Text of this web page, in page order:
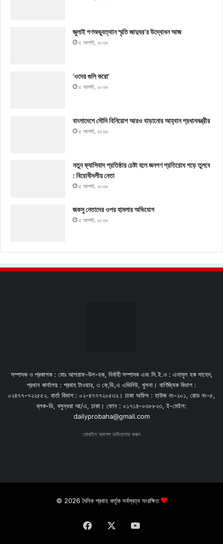
জুলাই গণঅভ্যুত্থান স্মৃতি জাদুঘর’র উদ্বোধন আজ
৫ আগস্ট, ২০২৬
‘ওদের গুলি করো’
৫ আগস্ট, ২০২৬
বাংলাদেশে সৌদি বিনিয়োগ আরও বাড়ানোর আহ্বান প্রধানমন্ত্রীর
৫ আগস্ট, ২০২৬
নতুন ফ্যাসিবাদ প্রতিষ্ঠার চেষ্টা হলে জনগণ প্রতিরোধ গড়ে তুলবে
: বিরোধীদলীয় নেতা
৫ আগস্ট, ২০২৬
জকসু নেতাদের ওপর হামলার অভিযোগ
৫ আগস্ট, ২০২৬
সম্পাদক ও প্রকাশক : মোঃ আশরাফ-উল-হক, নির্বাহী সম্পাদক এবং সি.ই.ও : এনামুল হক সাহেদ,
প্রধান কার্যালয় : প্রবাহ টাওয়ার, ৩ কে,ডি,এ এভিনিউ, খুলনা। বাণিজ্যিক বিভাগ :
০২৪৭৭-৭২২৫৫২. বার্তা বিভাগ : ০২-৪৭৭৭২০৫৩২। ঢাকা অফিস : হাউজ নং-২০১, রোড নং-৫,
ব্লক-ডি, বসুন্ধরা আ/এ, ঢাকা। ফোন : ০১৭১৪-০৩৮৮২৩, ই-মেইল:
dailyprobaha@gmail.com
মোবাইল অ্যাপস ডাউনলোড করুন
© 2026 দৈনিক প্রবাহ কর্তৃক সর্বস্বত্ব সংরক্ষিত
Facebook